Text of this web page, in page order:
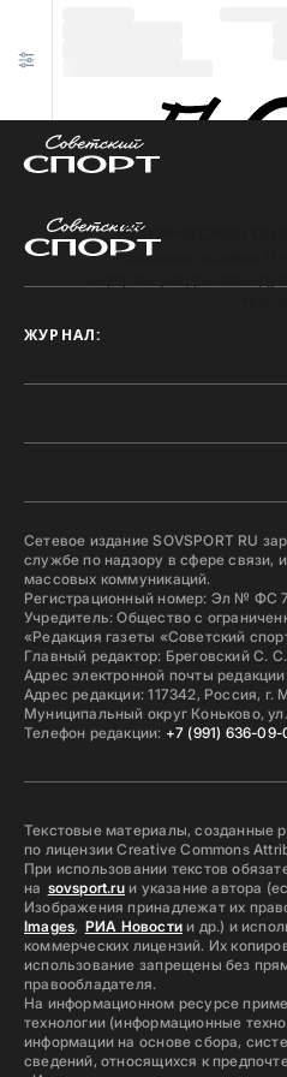
Техническая
Произошла ошибка.
ЖУРНАЛ:
Сетевое издание SOVSPORT RU
службе по надзору в сфере связи,
массовых коммуникаций.
Регистрационный номер: Эл № ФС
Учредитель: Общество с
«Редакция газеты «Советский
Главный редактор: Бреговский С. С.
Адрес электронной почты
Адрес редакции: 117342, Россия, г.
Муниципальный округ Коньково,
Телефон редакции: +7 (991) 636-09-
Текстовые материалы, созданные
по лицензии Creative Commons
При использовании текстов
на sovsport.ruи указание автора
Изображения принадлежат их
Images, РИА Новостии др.) и
коммерческих лицензий. Их
использование запрещены без
правообладателя.
На информационном ресурсе
технологии (информационные
информации на основе сбора,
сведений, относящихся к